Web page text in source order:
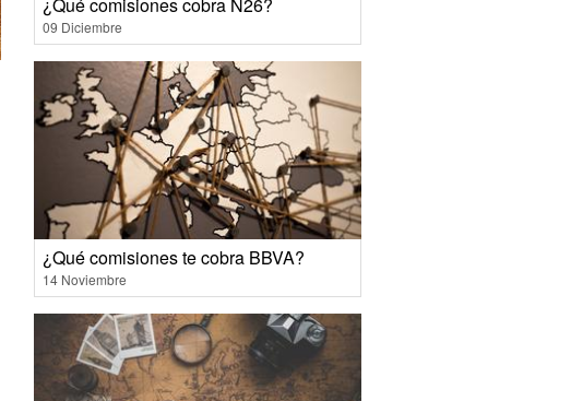
¿Qué comisiones cobra N26?
09 Diciembre
¿Qué comisiones te cobra BBVA?
14 Noviembre